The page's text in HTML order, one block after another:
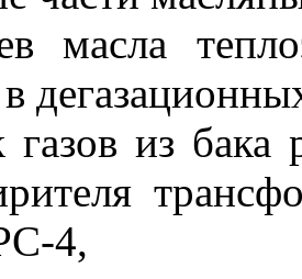
масла
газов из
4,